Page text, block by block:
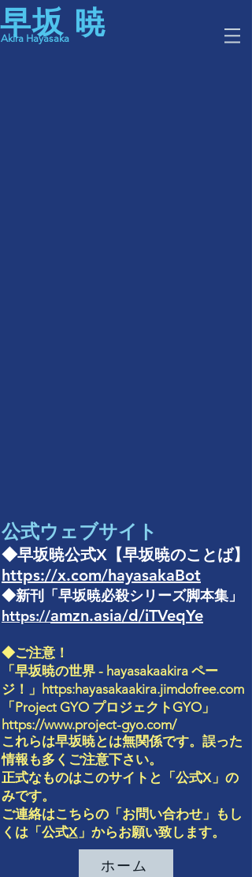
早坂 暁
Hayasaka
公式ウェブサイト
◆早坂暁公式X【早坂暁のことば】
https://x.com/hayasakaBot
◆新刊「早坂暁必殺シリーズ脚本集」
https://amzn.asia/d/iTVeqYe
◆ご注意！
「 早坂暁の世界 - hayasakaakira ペー
ジ！」 https:hayasakaakira.jimdofree.com
「 Project GYO ​プロジェクトGYO 」
https://www.project-gyo.com/
これらは早坂暁とは無関係です。誤った
情報も多くご注意下さい。
正式なものはこのサイト と「 公式X」の
みです。
ご連絡はこちらの「お問い合わせ」もし
くは「公式X 」からお願い致します。
ホーム